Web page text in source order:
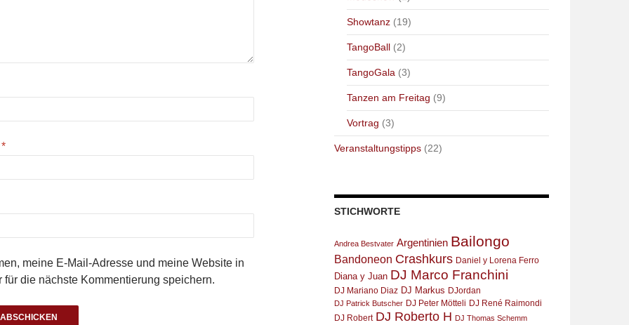
*
meine E-Mail-Adresse und meine Website in
für die nächste Kommentierung speichern.
Showtanz (19)
TangoBall (2)
TangoGala (3)
Tanzen am Freitag (9)
Vortrag (3)
Veranstaltungstipps (22)
STICHWORTE
Andrea Bestvater Argentinien Bailongo
Bandoneon Crashkurs Daniel y Lorena Ferro
Diana y Juan DJ Marco Franchini
DJ Mariano Diaz DJ Markus DJordan
DJ Patrick Butscher DJ Peter Mötteli DJ René Raimondi
DJ Robert DJ Roberto H DJ Thomas Schemm